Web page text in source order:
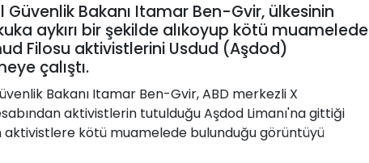
Güvenlik Bakanı Itamar Ben-Gvir, ülkesinin
aykırı bir şekilde alıkoyup kötü muamelede
Filosu aktivistlerini Usdud (Aşdod)
çalıştı.
Bakanı Itamar Ben-Gvir, ABD merkezli X
aktivistlerin tutulduğu Aşdod Limanı'na gittiği
aktivistlere kötü muamelede bulunduğu görüntüyü